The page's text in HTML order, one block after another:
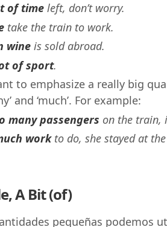
of timeleft, don’t worry.
take the train to work.
wineis sold abroad.
of sport.
to emphasize a really big
and ‘much’. For example:
many passengers on the train,
workto do, she stayed at
A Bit (of)
pequeñas podemos